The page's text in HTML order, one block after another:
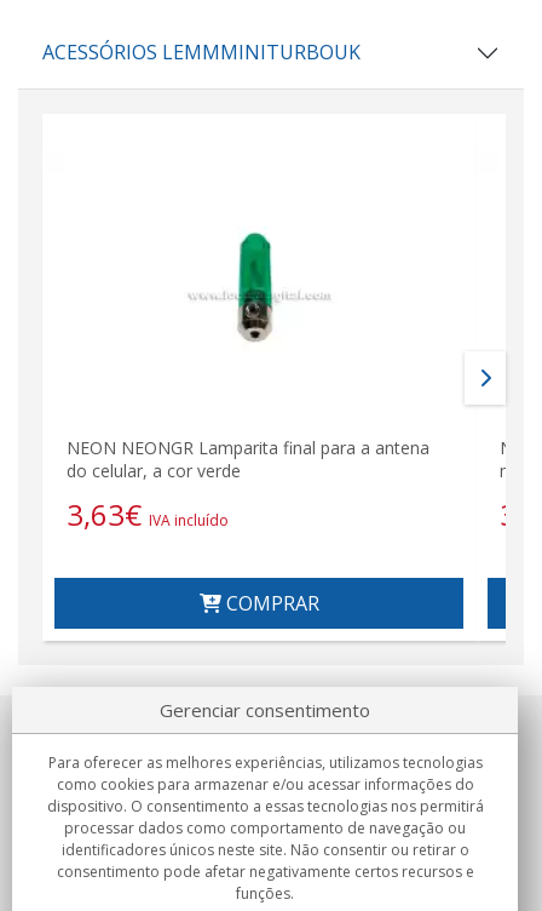
ACESSÓRIOS LEMMMINITURBOUK
NEON NEONGR Lamparita final para a antena
do celular, a cor verde
3,63€ IVA incluído
COMPRAR
Sobre nosotros
Compromissos
Compras
Gerenciar consentimento
Para oferecer as melhores experiências, utilizamos tecnologias
como cookies para armazenar e/ou acessar informações do
dispositivo. O consentimento a essas tecnologias nos permitirá
processar dados como comportamento de navegação ou
identificadores únicos neste site. Não consentir ou retirar o
consentimento pode afetar negativamente certos recursos e
funções.